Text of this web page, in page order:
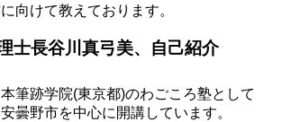
向けて教えております。
士長谷川真弓美、自己紹介
筆跡学院(東京都)のわごころ塾として
曇野市を中心に開講しています。